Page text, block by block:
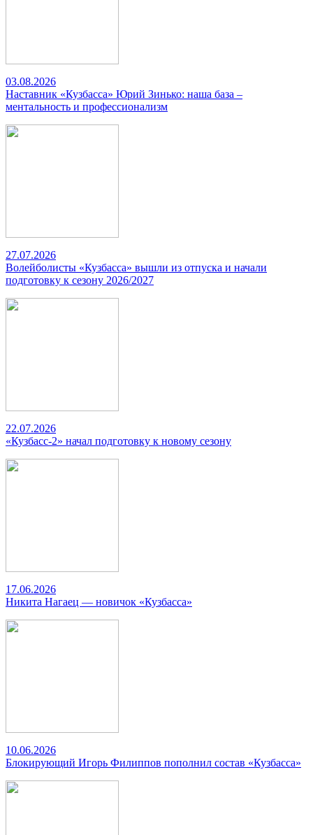
03.08.2026
Наставник «Кузбасса» Юрий Зинько: наша база –
ментальность и профессионализм
27.07.2026
Волейболисты «Кузбасса» вышли из отпуска и начали
подготовку к сезону 2026/2027
22.07.2026
«Кузбасс-2» начал подготовку к новому сезону
17.06.2026
Никита Нагаец — новичок «Кузбасса»
10.06.2026
Блокирующий Игорь Филиппов пополнил состав «Кузбасса»